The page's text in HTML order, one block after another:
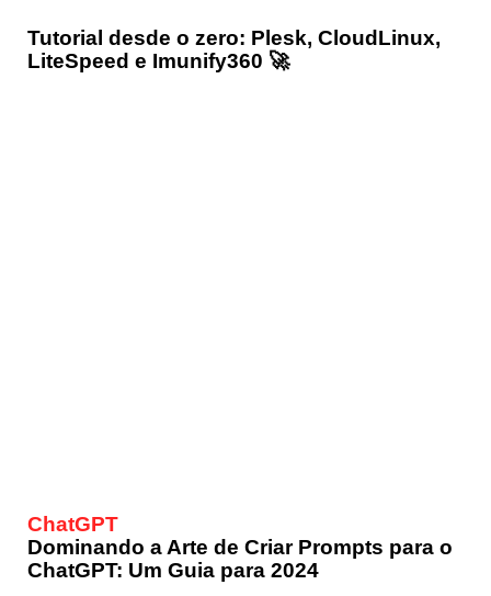
Tutorial desde o zero: Plesk, CloudLinux,
LiteSpeed e Imunify360 🚀
ChatGPT
Dominando a Arte de Criar Prompts para o
ChatGPT: Um Guia para 2024